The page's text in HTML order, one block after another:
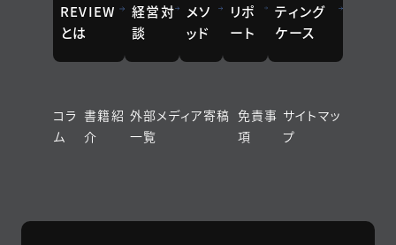
REVIEW
とは
経営対
談
メソ
ッド
リポ
ート
ティング
ケース
コラ
ム
書籍紹
介
外部メディア寄稿
一覧
免責事
項
サイトマッ
プ